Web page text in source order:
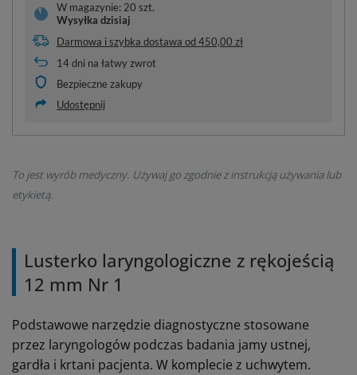
W magazynie: 20 szt.
Wysyłka dzisiaj
Darmowa i szybka dostawa od450,00 zł
14dni na łatwy zwrot
Bezpieczne zakupy
Udostępnij
To jest wyrób medyczny. Używaj go zgodnie z instrukcją używania lub
etykietą.
Lusterko laryngologiczne z rękojeścią
12 mm Nr 1
Podstawowe narzędzie diagnostyczne stosowane
przez laryngologów podczas badania jamy ustnej,
gardła i krtani pacjenta. W komplecie z uchwytem.